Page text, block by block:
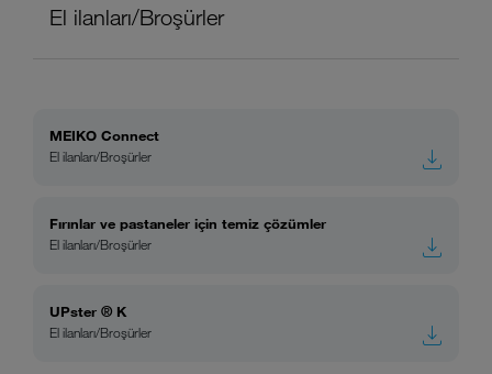
El ilanları/Broşürler
MEIKO Connect
El ilanları/Broşürler
Fırınlar ve pastaneler için temiz çözümler
El ilanları/Broşürler
UPster ® K
El ilanları/Broşürler